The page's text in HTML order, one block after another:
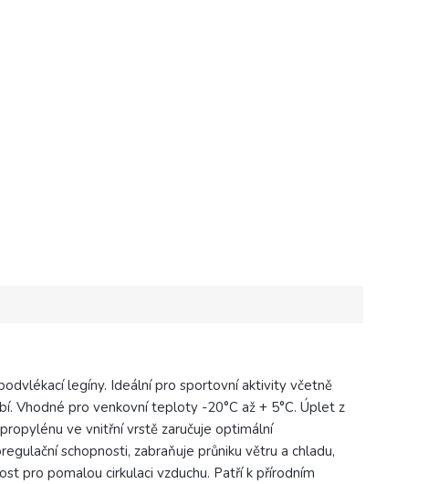
legíny. Ideální pro sportovní aktivity včetně
Vhodné pro venkovní teploty -20°C až + 5°C. Úplet z
ve vnitřní vrstě zaručuje optimální
schopnosti, zabraňuje průniku větru a chladu,
pro pomalou cirkulaci vzduchu. Patří k přírodním